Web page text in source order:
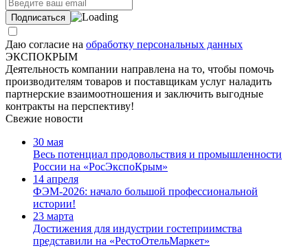
Даю согласие на обработку персональных данных
ЭКСПОКРЫМ
Деятельность компании направлена на то, чтобы помочь
производителям товаров и поставщикам услуг наладить
партнерские взаимоотношения и заключить выгодные
контракты на перспективу!
Свежие новости
30 мая
Весь потенциал продовольствия и промышленности
России на «РосЭкспоКрым»
14 апреля
ФЭМ-2026: начало большой профессиональной
истории!
23 марта
Достижения для индустрии гостеприимства
представили на «РестоОтельМаркет»